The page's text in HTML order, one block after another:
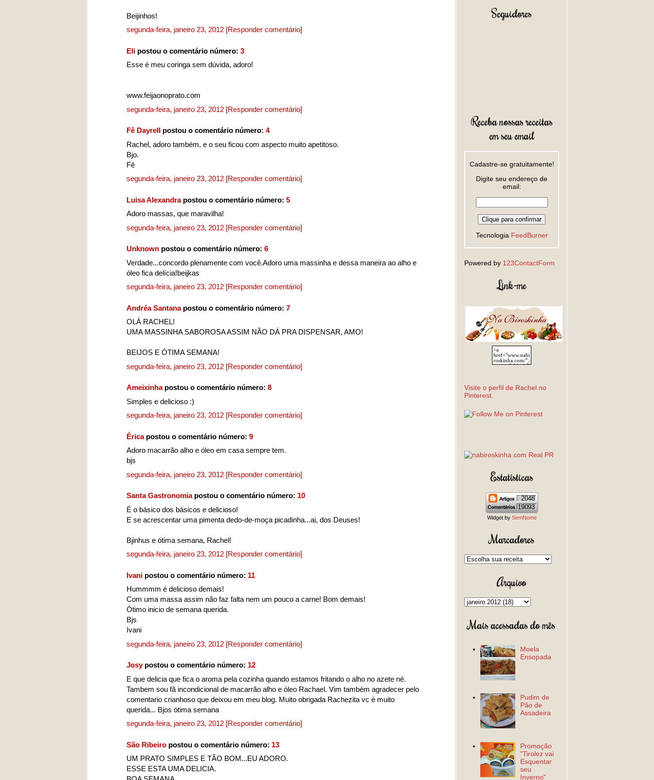
Beijinhos!
segunda-feira, janeiro 23, 2012 [Responder comentário]
Eli postou o comentário número: 3
Esse é meu coringa sem dúvida, adoro!
www.feijaonoprato.com
segunda-feira, janeiro 23, 2012 [Responder comentário]
Fê Dayrell postou o comentário número: 4
Rachel, adoro também, e o seu ficou com aspecto muito apetitoso.
Bjo.
Fê
segunda-feira, janeiro 23, 2012 [Responder comentário]
Luisa Alexandrapostou o comentário número: 5
Adoro massas, que maravilha!
segunda-feira, janeiro 23, 2012 [Responder comentário]
Unknown postou o comentário número: 6
Verdade...concordo plenamente com você.Adoro uma massinha e dessa maneira ao alho e
óleo fica delícia!beijkas
segunda-feira, janeiro 23, 2012 [Responder comentário]
Andréa Santanapostou o comentário número: 7
OLÁ RACHEL!
UMA MASSINHA SABOROSA ASSIM NÃO DÁ PRA DISPENSAR, AMO!
BEIJOS E ÓTIMA SEMANA!
segunda-feira, janeiro 23, 2012 [Responder comentário]
Ameixinhapostou o comentário número: 8
Simples e delicioso :)
segunda-feira, janeiro 23, 2012 [Responder comentário]
Éricapostou o comentário número: 9
Adoro macarrão alho e óleo em casa sempre tem.
bjs
segunda-feira, janeiro 23, 2012 [Responder comentário]
Santa Gastronomiapostou o comentário número: 10
É o básico dos básicos e delicioso!
E se acrescentar uma pimenta dedo-de-moça picadinha...ai, dos Deuses!
Bjinhus e ótima semana, Rachel!
segunda-feira, janeiro 23, 2012 [Responder comentário]
Ivani postou o comentário número: 11
Hummmm é delicioso demais!
Com uma massa assim não faz falta nem um pouco a carne! Bom demais!
Ótimo inicio de semana querida.
Bjs
Ivani
segunda-feira, janeiro 23, 2012 [Responder comentário]
Josypostou o comentário número: 12
E que delicia que fica o aroma pela cozinha quando estamos fritando o alho no azete né.
Tambem sou fã incondicional de macarrão alho e óleo Rachael. Vim também agradecer pelo
comentario crianhoso que deixou em meu blog. Muito obrigada Rachezita vc é muito
querida... Bjos ótima semana
segunda-feira, janeiro 23, 2012 [Responder comentário]
São Ribeiro postou o comentário número: 13
UM PRATO SIMPLES E TÃO BOM...EU ADORO.
ESSE ESTA UMA DELICIA.
Seguidores
Receba nossas receitas
em seu email
Cadastre-se gratuitamente!
Digite seu endereço de
email:
Tecnologia FeedBurner
Powered by 123ContactForm
Link-me
Visite o perfil de Rachel no
Pinterest.
Estatísticas
2048
19093
Widget by SemNome
Marcadores
Arquivo
Mais acessadas do mês
Moela
Ensopada
Pudim de
Pão de
Assadeira
Promoção
"Tirolez vai
Esquentar
seu
Inverno"